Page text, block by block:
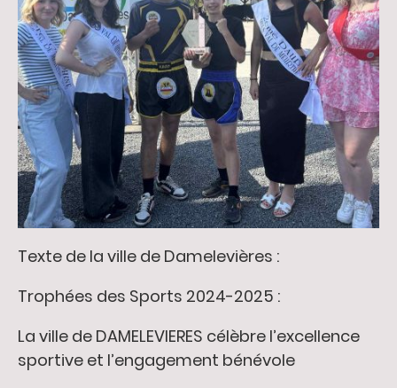
Texte de la ville de Damelevières :
Trophées des Sports 2024-2025 :
La ville de DAMELEVIERES célèbre l’excellence
sportive et l’engagement bénévole